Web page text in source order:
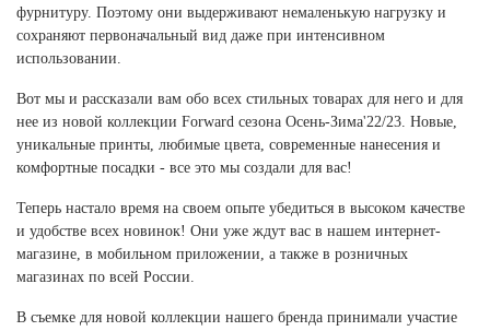
фурнитуру. Поэтому они выдерживают немаленькую нагрузку и
сохраняют первоначальный вид даже при интенсивном
использовании.
Вот мы и рассказали вам обо всех стильных товарах для него и для
нее из новой коллекции Forward сезона Осень-Зима'22/23. Новые,
уникальные принты, любимые цвета, современные нанесения и
комфортные посадки - все это мы создали для вас!
Теперь настало время на своем опыте убедиться в высоком качестве
и удобстве всех новинок! Они уже ждут вас в нашем интернет-
магазине, в мобильном приложении, а также в розничных
магазинах по всей России.
В съемке для новой коллекции нашего бренда принимали участие